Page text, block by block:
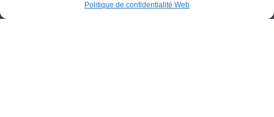
Politique de confidentialité Web